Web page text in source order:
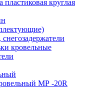
пластиковая круглая
кровельные
МР -20R